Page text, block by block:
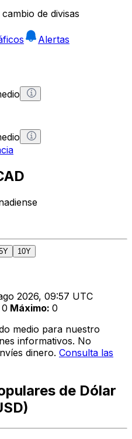
de divisas
Alertas
10Y
2026, 09:57 UTC
0 Máximo: 0
medio para nuestro
informativos. No
dinero. Consulta las
de Dólar